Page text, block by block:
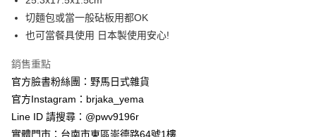
國泰世華商業銀行
臺灣中小企業銀行
聯邦商業銀行
元大商業銀行
台新國際商業銀行
台灣樂天信用卡公司
Apple Pay
悠遊付
Google Pay
ATM付款
切麵包或當一般砧板用都OK
也可當餐具使用 日本製使用安心!
銷售重點
官方臉書粉絲團：野馬日式雜貨
官方Instagram：brjaka_yema
Line ID 請搜尋：@pwv9196r
實體門市：台南市東區崇德路64號1樓